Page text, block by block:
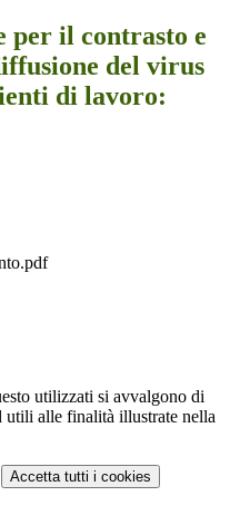
per il contrasto e
del virus
di lavoro:
utilizzati si avvalgono di
utili alle finalità illustrate nella
Accetta tutti i cookies